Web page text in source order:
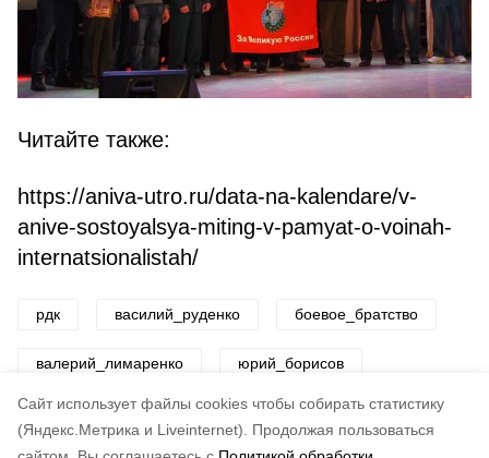
Cайт использует файлы cookies чтобы собирать статистику
(Яндекс.Метрика и Liveinternet).
Продолжая пользоваться
Читайте также:
https://aniva-utro.ru/data-na-kalendare/v-
anive-sostoyalsya-miting-v-pamyat-o-voinah-
internatsionalistah/
рдк василий_руденко боевое_братство
валерий_лимаренко юрий_борисов
Авторы: ADMIN admin